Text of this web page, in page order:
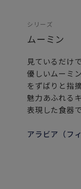
「ご使用上の注
電子レンジ・
シリーズ
ムーミン
見ているだけ
優しいムーミ
をずばりと指
魅力あふれる
表現した食器
アラビア（フ